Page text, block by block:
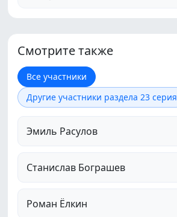
Смотрите также
Все участники
Другие участники раздела 23 серия
Эмиль Расулов
Станислав Бограшев
Роман Ёлкин